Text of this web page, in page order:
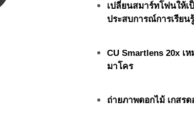
เปลี่ยนสมาร์ทโฟนให้เ
ประสบการณ์การเรียน
CU Smartlens 20x เ
มาโคร
ถ่ายภาพดอกไม้ เกสร